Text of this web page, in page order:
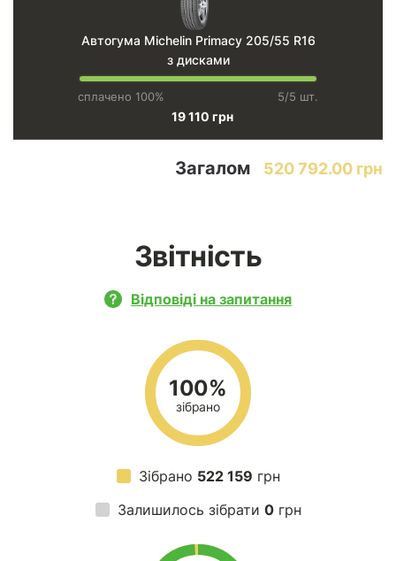
Автогума Michelin Primacy 205/55 R16
з дисками
сплачено 100% 5/5 шт.
19 110 грн
Загалом 520 792.00 грн
Звітність
Відповіді на запитання
100%
зібрано
Зібрано 522 159 грн
Залишилось зібрати 0грн